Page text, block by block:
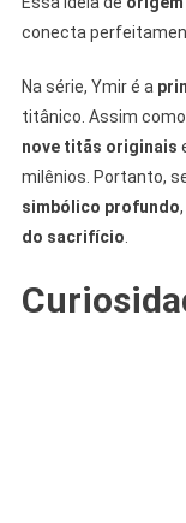
conecta
Na série, Ymir é a
titânico. Assim
nove titãs originais
milênios. Portanto,
simbólico profundo
do sacrifício